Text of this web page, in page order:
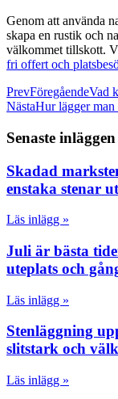
Genom att använda
skapa en rustik och
välkommet tillskott.
fri offert och
PrevFöregåendeVad
NästaHur lägger
Senaste inläggen
Skadad
enstaka stenar
Läs inlägg »
Juli är bästa
uteplats och
Läs inlägg »
Stenläggning
slitstark och
Läs inlägg »